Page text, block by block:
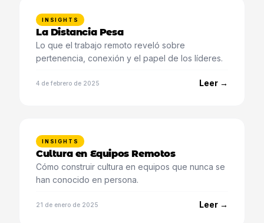
INSIGHTS
La Distancia Pesa
Lo que el trabajo remoto reveló sobre
pertenencia, conexión y el papel de los líderes.
4 de febrero de 2025 Leer →
INSIGHTS
Cultura en Equipos Remotos
Cómo construir cultura en equipos que nunca se
han conocido en persona.
21 de enero de 2025 Leer →